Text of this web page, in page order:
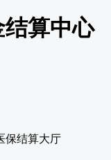
算中心
保结算大厅